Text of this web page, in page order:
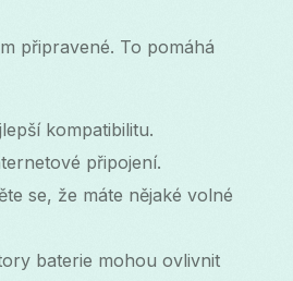
připravené. To pomáhá
kompatibilitu.
připojení.
se, že máte nějaké volné
baterie mohou ovlivnit